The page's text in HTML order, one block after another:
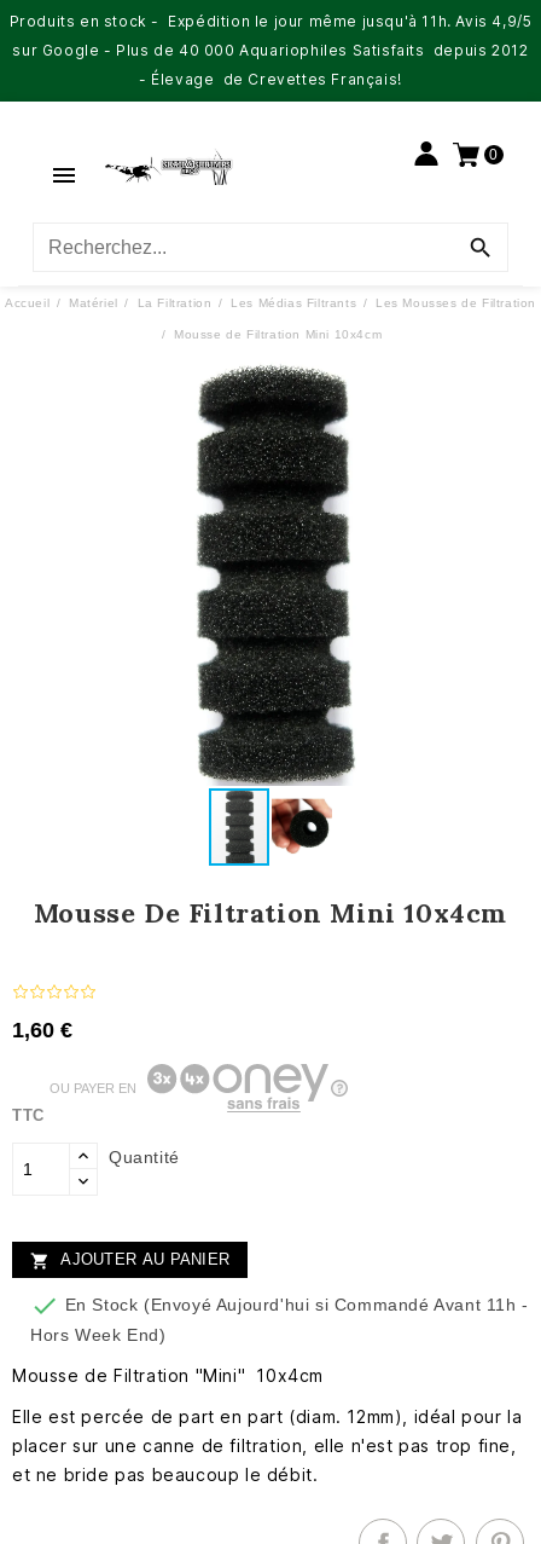
Produits en stock - Expédition le jour même jusqu'à 11h. Avis 4,9/5
sur Google - Plus de 40 000 Aquariophiles Satisfaits depuis 2012
- Élevage de Crevettes Français!

0

Accueil Matériel La Filtration Les Médias Filtrants Les Mousses de Filtration
Mousse de Filtration Mini 10x4cm
Mousse De Filtration Mini 10x4cm
1,60 €
TTC
OU PAYER EN
Quantité
 AJOUTER AU PANIER
 En Stock (Envoyé Aujourd'hui si Commandé Avant 11h -
Hors Week End)
Mousse de Filtration "Mini" 10x4cm
Elle est percée de part en part (diam. 12mm), idéal pour la
placer sur une canne de filtration, elle n'est pas trop fine,
et ne bride pas beaucoup le débit.